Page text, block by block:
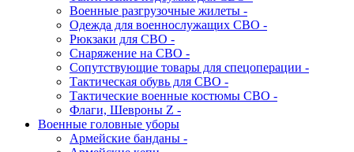
Военные разгрузочные жилеты -
Одежда для военнослужащих СВО -
Рюкзаки для СВО -
Снаряжение на СВО -
Сопутствующие товары для спецоперации -
Тактическая обувь для СВО -
Тактические военные костюмы СВО -
Флаги, Шевроны Z -
Военные головные уборы
Армейские банданы -